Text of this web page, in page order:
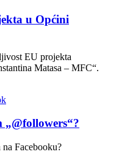
u Općini
EU projekta
Matasa – MFC“.
Facebooku?